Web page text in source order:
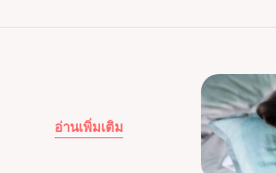
อ่านเพิ่มเติม